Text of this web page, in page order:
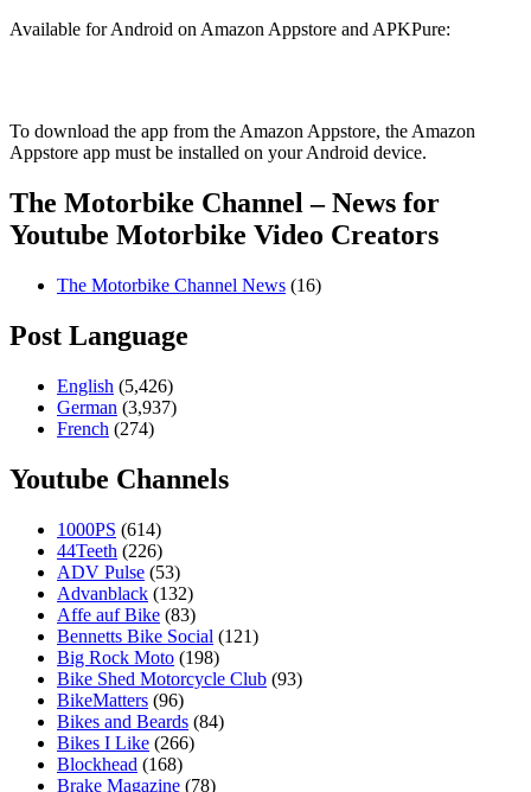
Available for Android on Amazon Appstore and APKPure:
To download the app from the Amazon Appstore, the Amazon
Appstore app must be installed on your Android device.
The Motorbike Channel – News for
Youtube Motorbike Video Creators
The Motorbike Channel News (16)
Post Language
English (5,426)
German (3,937)
French (274)
Youtube Channels
1000PS (614)
44Teeth (226)
ADV Pulse (53)
Advanblack (132)
Affe auf Bike (83)
Bennetts Bike Social (121)
Big Rock Moto (198)
Bike Shed Motorcycle Club (93)
BikeMatters (96)
Bikes and Beards (84)
Bikes I Like (266)
Blockhead (168)
Brake Magazine (78)